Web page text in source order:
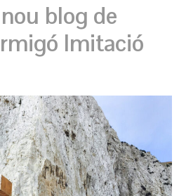
blog de
Imitació